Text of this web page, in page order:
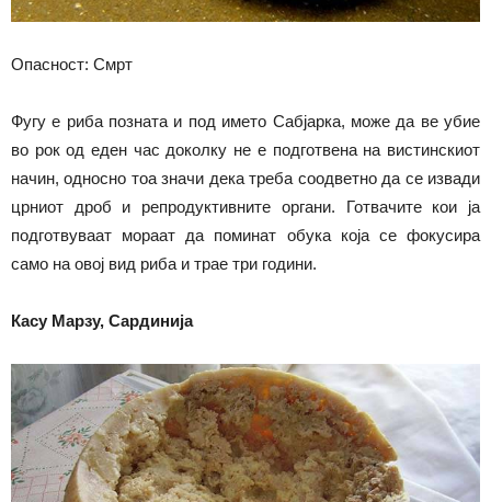
Опасност: Смрт
Фугу е риба позната и под името Сабјарка, може да ве убие
во рок од еден час доколку не е подготвена на вистинскиот
начин, односно тоа значи дека треба соодветно да се извади
црниот дроб и репродуктивните органи. Готвачите кои ја
подготвуваат мораат да поминат обука која се фокусира
само на овој вид риба и трае три години.
Касу Марзу, Сардинија